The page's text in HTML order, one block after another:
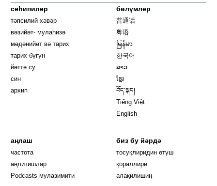
сәһипиләр
тәпсилий хәвәр
вәзийәт- мулаһизә
мәдәнийәт вә тарих
тарих-бүгүн
йәттә су
син
архип
бөлүмләр
普通话
粤语
မြန်မာ
한국어
ລາວ
ខ្មែរ
བོད་སྐད།
Tiếng Việt
English
аңлаш
частота
аңлитишлар
Podcasts мулазимити
биз бу йәрдә
тосуқлиридин өтүш
қораллири
алақилишиң